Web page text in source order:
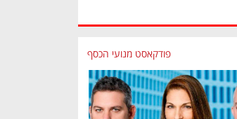
פודקאסט מנועי הכסף